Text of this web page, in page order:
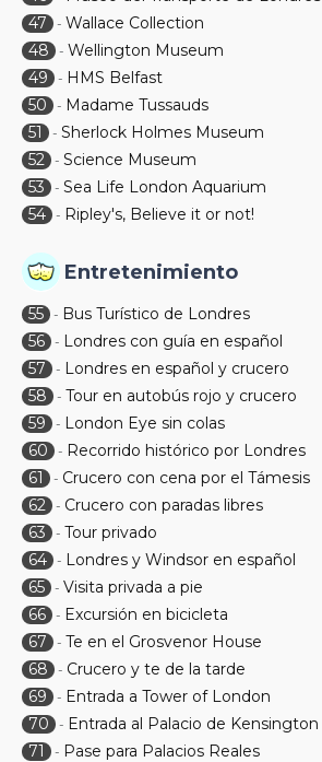
47
- Wallace Collection
48
- Wellington Museum
49
- HMS Belfast
50
- Madame Tussauds
51
- Sherlock Holmes Museum
52 - Science Museum
53
- Sea Life London Aquarium
54 - Ripley's, Believe it or not!
Entretenimiento
55 - Bus Turístico de Londres
56 - Londres con guía en español
57
- Londres en español y crucero
58
- Tour en autobús rojo y crucero
59
- London Eye sin colas
60
- Recorrido histórico por Londres
61
- Crucero con cena por el Támesis
62 - Crucero con paradas libres
63
- Tour privado
64 - Londres y Windsor en español
65 - Visita privada a pie
66 - Excursión en bicicleta
67
- Te en el Grosvenor House
68
- Crucero y te de la tarde
69
- Entrada a Tower of London
70
- Entrada al Palacio de Kensington
71
- Pase para Palacios Reales